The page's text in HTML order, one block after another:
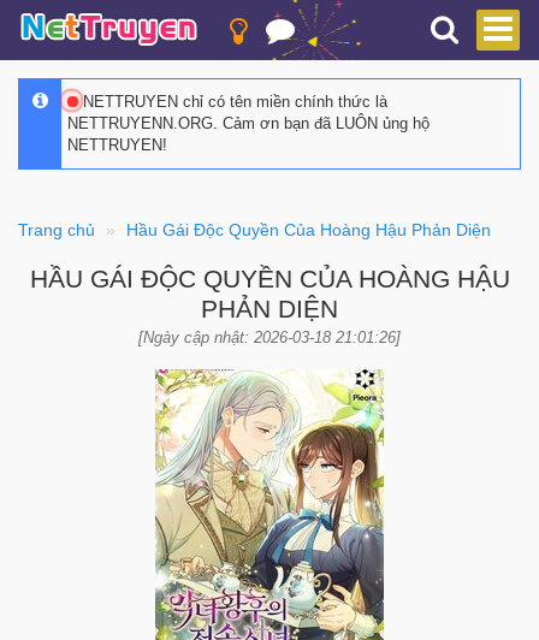
NETTRUYEN chỉ có tên miền chính thức là
NETTRUYENN.ORG. Cảm ơn bạn đã LUÔN ủng hộ
NETTRUYEN!
Trang chủ Hầu Gái Độc Quyền Của Hoàng Hậu Phản Diện
HẦU GÁI ĐỘC QUYỀN CỦA HOÀNG HẬU
PHẢN DIỆN
[Ngày cập nhật: 2026-03-18 21:01:26]